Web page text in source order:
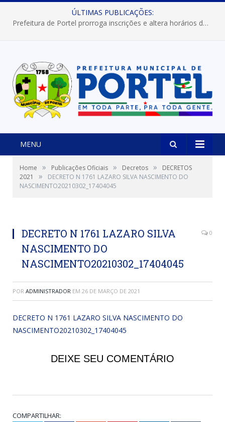
ÚLTIMAS PUBLICAÇÕES:
Prefeitura de Portel prorroga inscrições e altera horários dos concursos “Musa” e “Miss Mix Verão 2026”
MENU
Home » Publicações Oficiais » Decretos »
DECRETOS
2021
»
DECRETO N 1761 LAZARO SILVA NASCIMENTO DO
NASCIMENTO20210302_17404045
DECRETO N 1761 LAZARO SILVA
NASCIMENTO DO
NASCIMENTO20210302_17404045
0
POR ADMINISTRADOR EM 26 DE MARÇO DE 2021
DECRETO N 1761 LAZARO SILVA NASCIMENTO DO
NASCIMENTO20210302_17404045
DEIXE SEU COMENTÁRIO
COMPARTILHAR: